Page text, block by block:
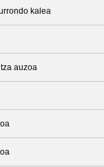
kalea
auzoa